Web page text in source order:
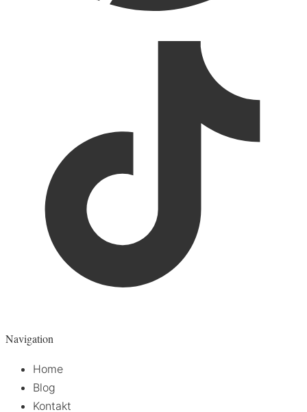
Navigation
Home
Blog
Kontakt